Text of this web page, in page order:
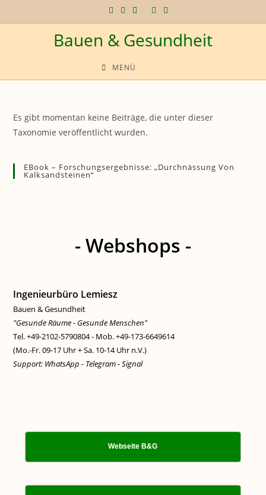
Inhalt
Bauen & Gesundheit
MENÜ
Es gibt momentan keine Beiträge, die unter dieser
Taxonomie veröffentlicht wurden.
EBook – Forschungsergebnisse: „Durchnässung Von
Kalksandsteinen“
- Webshops -
Ingenieurbüro Lemiesz
Bauen & Gesundheit
"Gesunde Räume - Gesunde Menschen"
Tel. +49-2102-5790804 - Mob. +49-173-6649614
(Mo.-Fr. 09-17 Uhr + Sa. 10-14 Uhr n.V.)
Support: WhatsApp - Telegram - Signal
Webseite B&G